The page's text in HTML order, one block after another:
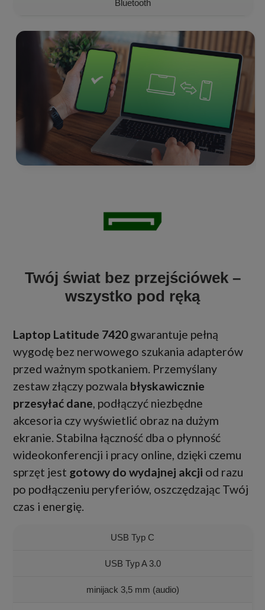
Bluetooth
Twój świat bez przejściówek –
wszystko pod ręką
Laptop Latitude 7420gwarantuje pełną
wygodę bez nerwowego szukania adapterów
przed ważnym spotkaniem. Przemyślany
zestaw złączy pozwala błyskawicznie
przesyłać dane, podłączyć niezbędne
akcesoria czy wyświetlić obraz na dużym
ekranie. Stabilna łączność dba o płynność
wideokonferencji i pracy online, dzięki czemu
sprzęt jest gotowy do wydajnej akcji od razu
po podłączeniu peryferiów, oszczędzając Twój
czas i energię.
USB Typ C
USB Typ A 3.0
minijack 3,5 mm (audio)